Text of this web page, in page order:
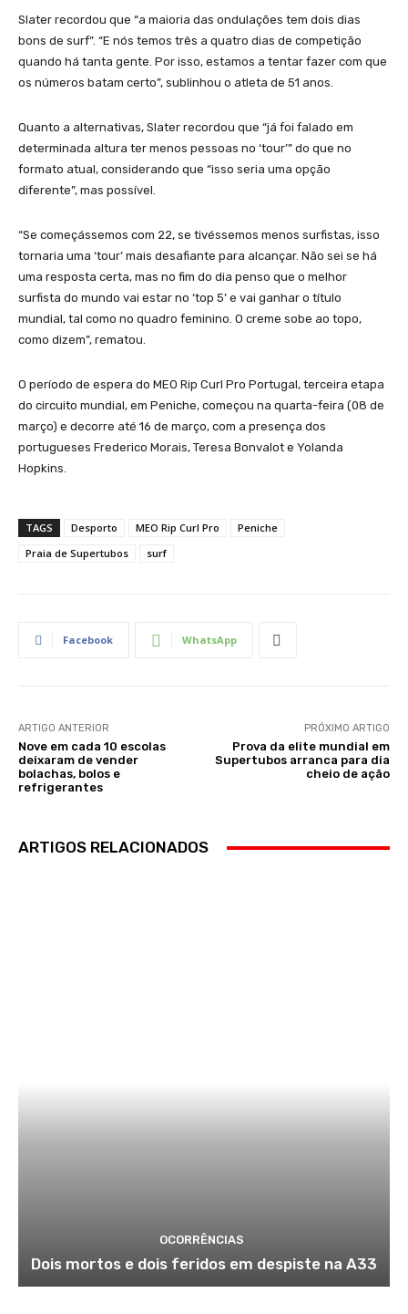
Slater recordou que “a maioria das ondulações tem dois dias
bons de surf”. “E nós temos três a quatro dias de competição
quando há tanta gente. Por isso, estamos a tentar fazer com que
os números batam certo”, sublinhou o atleta de 51 anos.
Quanto a alternativas, Slater recordou que “já foi falado em
determinada altura ter menos pessoas no ‘tour’” do que no
formato atual, considerando que “isso seria uma opção
diferente”, mas possível.
“Se começássemos com 22, se tivéssemos menos surfistas, isso
tornaria uma ‘tour’ mais desafiante para alcançar. Não sei se há
uma resposta certa, mas no fim do dia penso que o melhor
surfista do mundo vai estar no ‘top 5’ e vai ganhar o título
mundial, tal como no quadro feminino. O creme sobe ao topo,
como dizem”, rematou.
O período de espera do MEO Rip Curl Pro Portugal, terceira etapa
do circuito mundial, em Peniche, começou na quarta-feira (08 de
março) e decorre até 16 de março, com a presença dos
portugueses Frederico Morais, Teresa Bonvalot e Yolanda
Hopkins.
TAGS Desporto MEO Rip Curl Pro
Peniche
Praia de Supertubos
surf
Facebook WhatsApp
ARTIGO ANTERIOR
Nove em cada 10 escolas
deixaram de vender
bolachas, bolos e
refrigerantes
PRÓXIMO ARTIGO
Prova da elite mundial em
Supertubos arranca para dia
cheio de ação
ARTIGOS RELACIONADOS
OCORRÊNCIAS
Dois mortos e dois feridos em despiste na A33